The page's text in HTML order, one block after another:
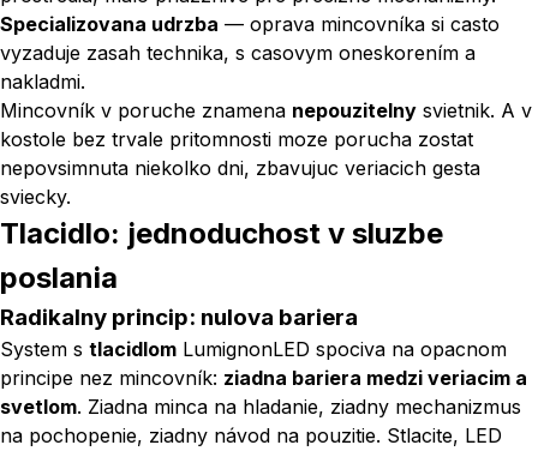
Specializovana udrzba — oprava mincovníka si casto
vyzaduje zasah technika, s casovym oneskorením a
nakladmi.
Mincovník v poruche znamena nepouzitelny svietnik. A v
kostole bez trvale pritomnosti moze porucha zostat
nepovsimnuta niekolko dni, zbavujuc veriacich gesta
sviecky.
Tlacidlo: jednoduchost v sluzbe
poslania
Radikalny princip: nulova bariera
System s tlacidlom LumignonLED spociva na opacnom
principe nez mincovník: ziadna bariera medzi veriacim a
svetlom. Ziadna minca na hladanie, ziadny mechanizmus
na pochopenie, ziadny návod na pouzitie. Stlacite, LED